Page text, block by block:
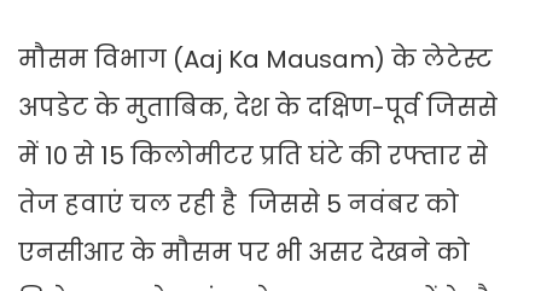
मौसम विभाग (Aaj Ka Mausam) के लेटेस्ट
अपडेट के मुताबिक, देश के दक्षिण-पूर्व जिससे
में 10 से 15 किलोमीटर प्रति घंटे की रफ्तार से
तेज हवाएं चल रही है जिससे 5 नवंबर को
एनसीआर के मौसम पर भी असर देखने को